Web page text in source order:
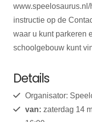
instructie op de
waar u kunt parkeren
schoolgebouw kunt
Details
Organisator:
van: zaterdag 14